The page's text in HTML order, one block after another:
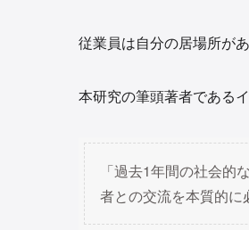
従業員は自分の居場所が
本研究の筆頭著者である
「過去1年間の社会
者との交流を本質的に